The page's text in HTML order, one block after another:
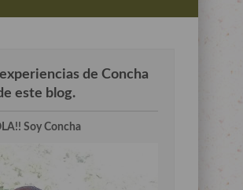
de Concha
este blog.
Soy Concha